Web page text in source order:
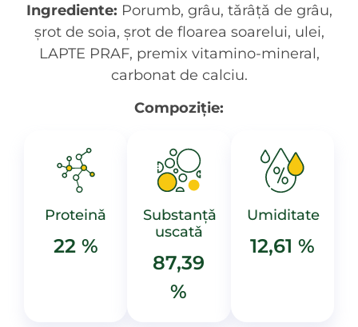
Ingrediente: Porumb, grâu, tǎrâțǎ de grâu,
şrot de soia, şrot de floarea soarelui, ulei,
LAPTE PRAF, premix vitamino-mineral,
carbonat de calciu.
Compoziție:
Proteinǎ
22 %
Substanțǎ
uscatǎ
87,39
%
Umiditate
12,61 %